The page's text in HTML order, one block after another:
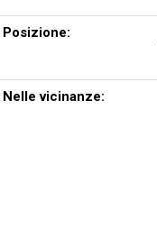
Posizione:
Nelle vicinanze: